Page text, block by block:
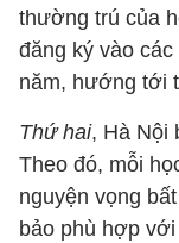
thường trú của
đăng ký vào
năm, hướng tới
Thứ hai, Hà Nội
Theo đó, mỗi
nguyện vọng
bảo phù hợp